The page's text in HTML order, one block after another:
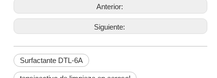
Anterior:
Siguiente:
Surfactante DTL-6A